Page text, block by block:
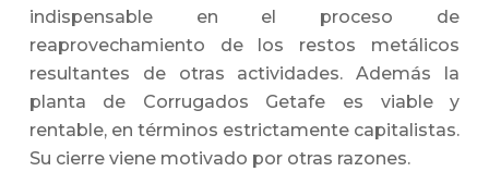
indispensable en el proceso de
reaprovechamiento de los restos metálicos
resultantes de otras actividades. Además la
planta de Corrugados Getafe es viable y
rentable, en términos estrictamente capitalistas.
Su cierre viene motivado por otras razones.